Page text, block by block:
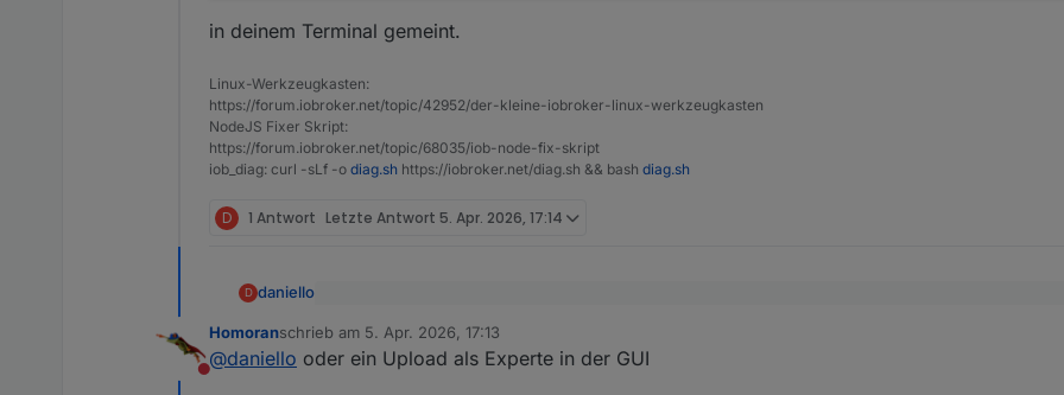
in deinem Terminal gemeint.
Linux-Werkzeugkasten:
https://forum.iobroker.net/topic/42952/der-kleine-iobroker-linux-werkzeugkasten
NodeJS Fixer Skript:
https://forum.iobroker.net/topic/68035/iob-node-fix-skript
iob_diag: curl -sLf -o diag.sh https://iobroker.net/diag.sh && bash diag.sh
D 1 Antwort Letzte Antwort 5. Apr. 2026, 17:14
D daniello
@ daniellohast du einen upload gemacht?
Was ist denn ein "Upload"? Ich hab per Git drüberinstalliert .. der Adapter macht einen Restart und
Nicht stören
Homoranschrieb am 5. Apr. 2026, 17:13
zuletzt editiert von
@daniello oder ein Upload als Experte in der GUI